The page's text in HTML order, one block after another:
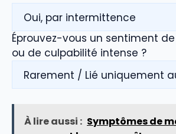
Éprouvez-vous un sentiment
ou de culpabilité intense ?
À lire aussi : Symptômes de